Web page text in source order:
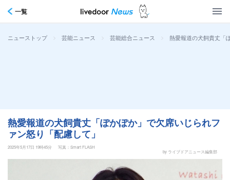
一覧
ニューストップ > 芸能ニュース > 芸能総合ニュース > 熱愛報道の犬飼貴丈「
熱愛報道の犬飼貴丈「ぽかぽか」で欠席いじられフ
ァン怒り「配慮して」
2025年5月17日 19時45分
写真：Smart FLASH
by ライブドアニュース編集部